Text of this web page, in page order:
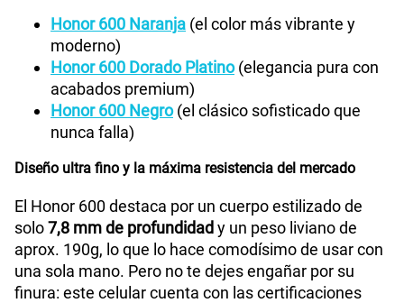
Honor 600 Naranja (el color más vibrante y
moderno)
Honor 600 Dorado Platino(elegancia pura con
acabados premium)
Honor 600 Negro(el clásico sofisticado que
nunca falla)
Diseño ultra fino y la máxima resistencia del mercado
El Honor 600 destaca por un cuerpo estilizado de
solo7,8 mm de profundidady un peso liviano de
aprox. 190g, lo que lo hace comodísimo de usar con
una sola mano. Pero no te dejes engañar por su
finura: este celular cuenta con las certificaciones